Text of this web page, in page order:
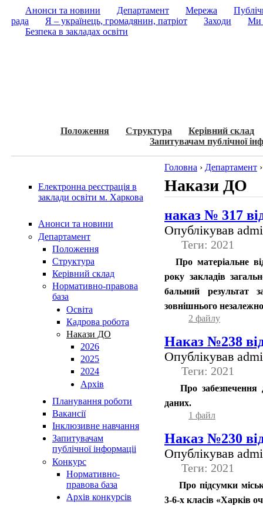
Анонси та новини Департамент Мережа
рада
Я – українець, громадянин, патріот Заходи
Ми
Безпека в закладах освіти
Положення Структура
Керівний склад
Запитувачам публічної
Електронна реєстрація в
заклади освіти м. Харкова
Анонси та новини
Департамент
Положення
Структура
Керівний склад
Нормативно-правова
база
Освiта
Кадрова робота
Накази ДО
2026
2025
2024
Архів
Планування роботи
Вакансії
Інклюзивне навчання
Запитувачам
публічної інформаціі
Конкурс
Нормативно-
правова база
Архів конкурсів
Головна › Департамент
Накази ДО
наказ № 317
Опублікував
Теги: 2021
Про матеріальне
року закладів
бальний результат
зовнішнього
2 файлу
Наказ №238
Опублікував
Теги: 2021
Про забезпечення
даних.
1 файл
Наказ №230
Опублікував
Теги: 2021
Про підсумки
3-6-х класів «Харків